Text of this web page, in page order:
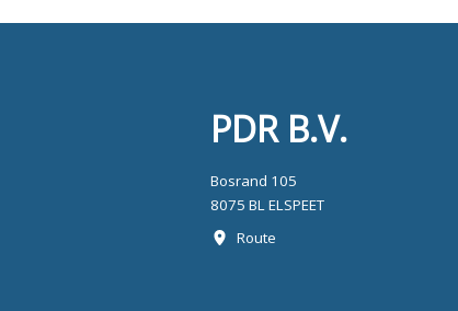
PDR B.V.
Bosrand 105
8075 BL ELSPEET
Route